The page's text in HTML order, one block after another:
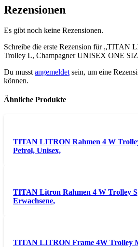
Rezensionen
Es gibt noch keine Rezensionen.
Schreibe die erste Rezension für „TITAN
Trolley L, Champagner UNISEX ONE
Du musst angemeldet sein, um eine
können.
Ähnliche Produkte
TITAN LITRON Rahmen 4 W
Petrol, Unisex,
TITAN Litron Rahmen 4 W Trolley
Erwachsene,
TITAN LITRON Frame 4W Trolley